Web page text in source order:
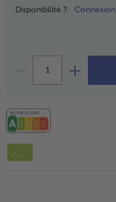
Prix
Disponibilité ? Connexion